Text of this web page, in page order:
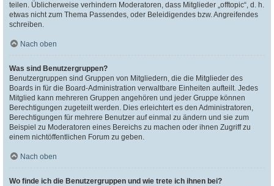
teilen. Üblicherweise verhindern Moderatoren, dass Mitglieder „offtopic“, d. h.
etwas nicht zum Thema Passendes, oder Beleidigendes bzw. Angreifendes
schreiben.
Nach oben
Was sind Benutzergruppen?
Benutzergruppen sind Gruppen von Mitgliedern, die die Mitglieder des
Boards in für die Board-Administration verwaltbare Einheiten aufteilt. Jedes
Mitglied kann mehreren Gruppen angehören und jeder Gruppe können
Berechtigungen zugeteilt werden. Dies erleichtert es den Administratoren,
Berechtigungen für mehrere Benutzer auf einmal zu ändern und sie zum
Beispiel zu Moderatoren eines Bereichs zu machen oder ihnen Zugriff zu
einem nichtöffentlichen Forum zu geben.
Nach oben
Wo finde ich die Benutzergruppen und wie trete ich ihnen bei?